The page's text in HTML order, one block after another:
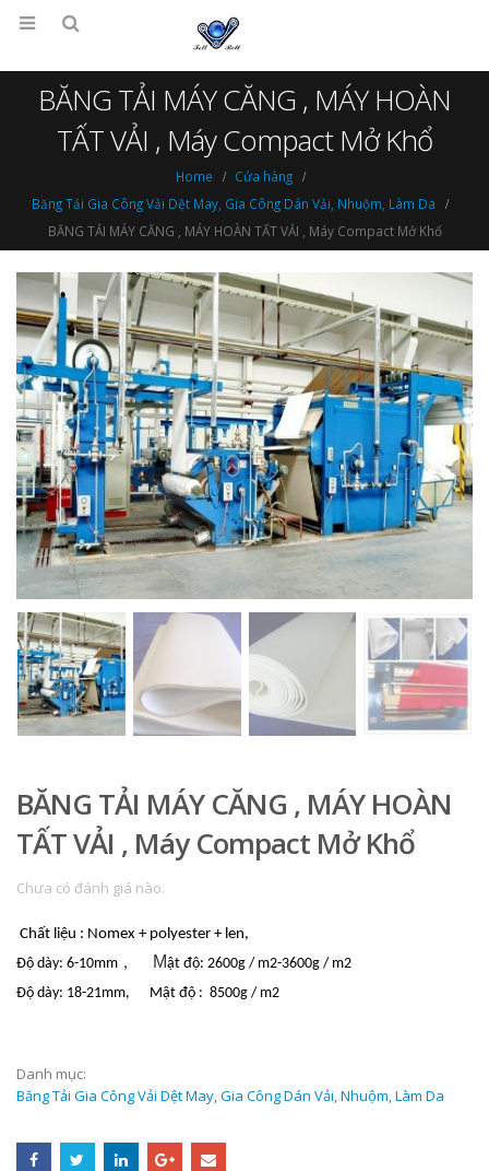
BĂNG TẢI MÁY CĂNG , MÁY HOÀN
TẤT VẢI , Máy Compact Mở Khổ
Home
Cửa hàng
Băng Tải Gia Công Vải Dệt May, Gia Công Dán Vải, Nhuộm, Làm Da
BĂNG TẢI MÁY CĂNG , MÁY HOÀN TẤT VẢI , Máy Compact Mở Khổ
BĂNG TẢI MÁY CĂNG , MÁY HOÀN
TẤT VẢI , Máy Compact Mở Khổ
Chưa có đánh giá nào.
Chất liệu : Nomex + polyester + len,
Độ dày: 6-10mm，
Mật độ: 2600g / m2-3600g / m2
Độ dày: 18-21mm, Mật độ : 8500g / m2
Danh mục:
Băng Tải Gia Công Vải Dệt May, Gia Công Dán Vải, Nhuộm, Làm Da